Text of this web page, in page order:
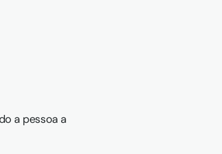
a pessoa a